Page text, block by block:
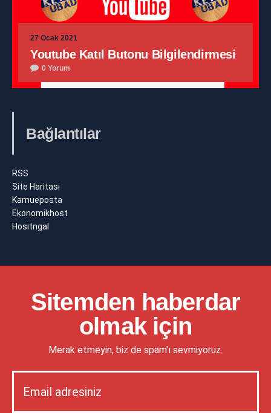
27 Ocak 2021
Youtube Katıl Butonu Bilgilendirmesi
0 Yorum
Bağlantılar
RSS
Site Haritası
Kamueposta
Ekonomikhost
Hositngal
Sitemden haberdar
olmak için
Merak etmeyin, biz de spam'ı sevmiyoruz.